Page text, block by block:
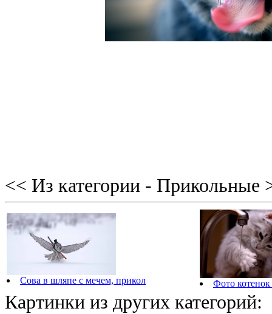
<< Из категории - Прикольные
Сова в шляпе с мечем, прикол Фото котенок
Картинки из других категорий: